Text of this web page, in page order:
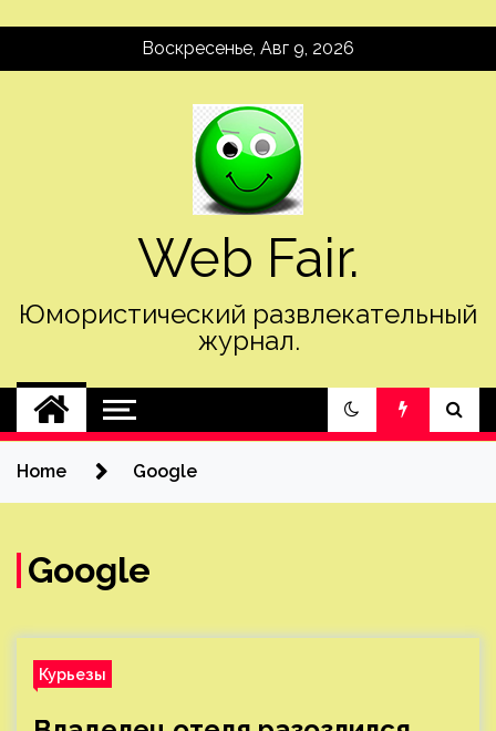
Воскресенье, Авг 9, 2026
Web Fair.
Юмористический развлекательный
журнал.
Home Google
Google
Курьезы